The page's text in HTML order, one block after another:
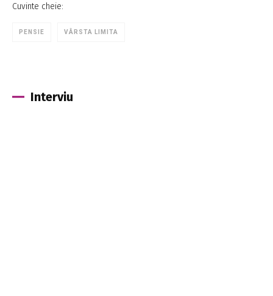
Cuvinte cheie:
PENSIE VÂRSTA LIMITA
Interviu